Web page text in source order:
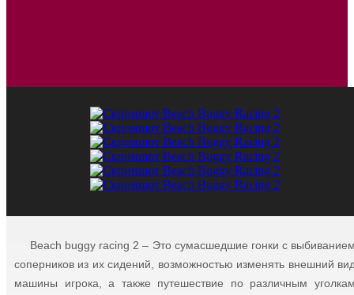
Beach buggy racing 2 – Это сумасшедшие гонки с
соперников из их сидений, возможностью изменять внешний
машины игрока, а также путешествие по различным